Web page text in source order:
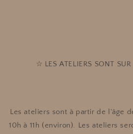
☆ LES ATELIERS SONT
Les ateliers sont à partir de l'âge
10h à 11h (environ). Les ateliers